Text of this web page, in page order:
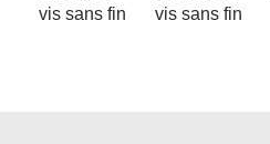
vis sans fin
vis sans fin